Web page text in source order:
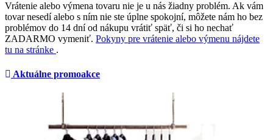
Vrátenie alebo výmena tovaru nie je u nás žiadny problém. Ak vám
tovar nesedí alebo s ním nie ste úplne spokojní, môžete nám ho bez
problémov do 14 dní od nákupu vrátiť späť, či si ho nechať
ZADARMO vymeniť. Pokyny pre vrátenie alebo výmenu nájdete
tu na stránke .
Aktuálne promoakce